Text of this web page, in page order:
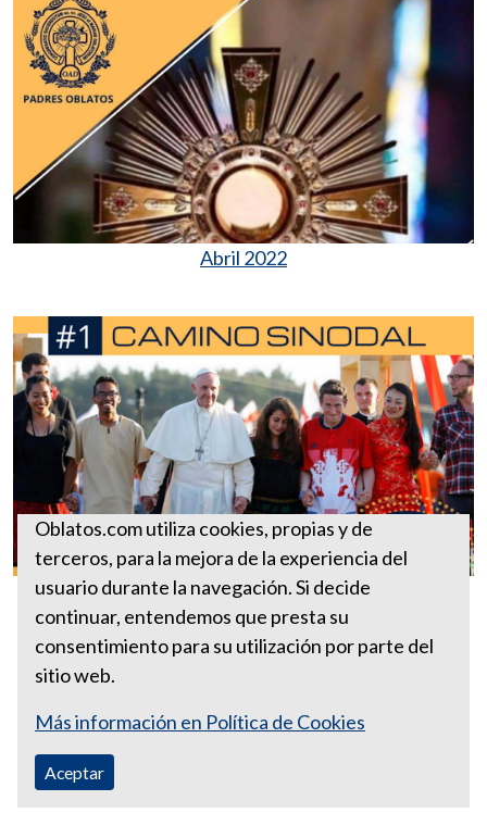
Abril 2022
Camino sinodal
Oblatos.com utiliza cookies, propias y de
terceros, para la mejora de la experiencia del
usuario durante la navegación. Si decide
continuar, entendemos que presta su
consentimiento para su utilización por parte del
sitio web.
Más información en Política de Cookies
Aceptar